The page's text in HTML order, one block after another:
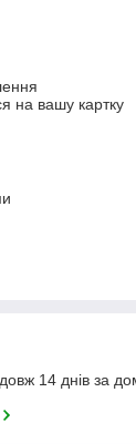
на вашу картку
14 днів за